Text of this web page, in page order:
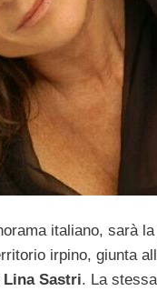
italiano, sarà
irpino, giunta
Lina Sastri. La